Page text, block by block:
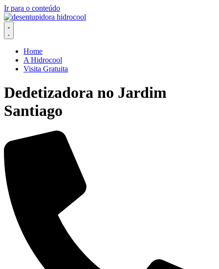
Ir para o conteúdo
Home
A Hidrocool
Visita Gratuita
Dedetizadora no Jardim
Santiago